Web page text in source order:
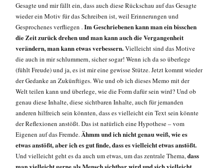
Gesagte und mir fällt ein, dass auch diese Rückschau auf das Gesagte
wieder ein Motiv für das Schreiben ist, weil Erinnerungen und
Gesprochenes verfliegen . Im Geschriebenen kann man ein bisschen
die Zeit zurück drehen und man kann auch die Vergangenheit
verändern, man kann etwas verbessern.Vielleicht sind das Motive
die auch in mir schlummern, sicher sogar! Wenn ich da so überlege
(fühlt Freude) und ja, es ist mir eine gewisse Stütze. Jetzt kommt wieder
der Gedanke an Zukünftiges. Wie und ob ich dieses Memo mit der
Welt teilen kann und überlege, wie die Form dafür sein wird? Und ob
genau diese Inhalte, diese sichtbaren Inhalte, auch für jemanden
anderen hilfreich sein könnten, dass es vielleicht ein Text sein könnte
der Reflexionen anstößt. Das ist natürlich eine Hypothese – vom
Eigenen auf das Fremde. Ähmm und ich nicht genau weiß, wie es
etwas anstößt, aber ich es gut finde, dass es vielleicht etwas anstößt.
Und vielleicht geht es da auch um etwas, um das zentrale Thema, dass
man vielleicht gerne als Mensch sichtbar wird und sich vielleicht